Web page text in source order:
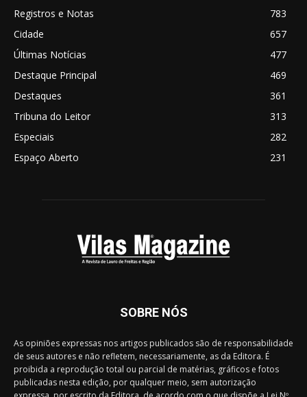
Registros e Notas
783
Cidade
657
Últimas Notícias
477
Destaque Principal
469
Destaques
361
Tribuna do Leitor
313
Especiais
282
Espaço Aberto
231
SOBRE NÓS
As opiniões expressas nos artigos publicados são de responsabilidade
de seus autores e não refletem, necessariamente, as da Editora. É
proibida a reprodução total ou parcial de matérias, gráficos e fotos
publicadas nesta edição, por qualquer meio, sem autorização